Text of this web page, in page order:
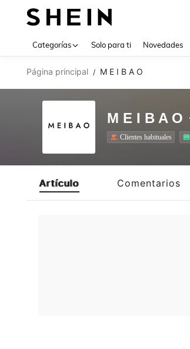
Categorías Solo para ti Novedades
Página principal / M E I B A O
M E I B A O
Clientes habituales
Artículo Comentarios